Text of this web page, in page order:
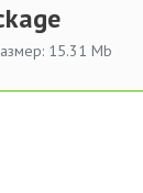
15.31 Mb